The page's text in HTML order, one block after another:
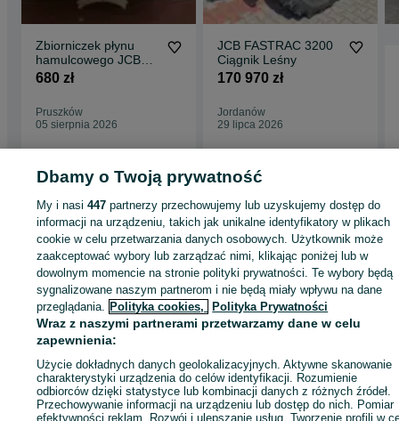
Zbiorniczek płynu
hamulcowego JCB
Fastrac
680 zł
Pruszków
05 sierpnia 2026
JCB FASTRAC 3200
Ciągnik Leśny
170 970 zł
Jordanów
29 lipca 2026
Strona główna Rolnictwo Części do maszyn rolniczych
Części do maszyn
rolniczych - Mazowieckie
Części do maszyn rolniczych - Pruszków
KATEGORIA
ID:428194251 Wyświetlenia:
Zadzwoń / SMS Wyślij wiadomość
Dbamy o Twoją prywatność
My i nasi447 partnerzy przechowujemy lub uzyskujemy dostęp do
informacji na urządzeniu, takich jak unikalne identyfikatory w plikach
cookie w celu przetwarzania danych osobowych. Użytkownik może
zaakceptować wybory lub zarządzać nimi, klikając poniżej lub w
dowolnym momencie na stronie polityki prywatności. Te wybory będą
sygnalizowane naszym partnerom i nie będą miały wpływu na dane
przeglądania. Polityka cookies, Polityka Prywatności
Wraz z naszymi partnerami przetwarzamy dane w celu
zapewnienia:
Użycie dokładnych danych geolokalizacyjnych. Aktywne skanowanie
charakterystyki urządzenia do celów identyfikacji. Rozumienie
odbiorców dzięki statystyce lub kombinacji danych z różnych źródeł.
Przechowywanie informacji na urządzeniu lub dostęp do nich. Pomiar
efektywności reklam. Rozwój i ulepszanie usług. Tworzenie profili w